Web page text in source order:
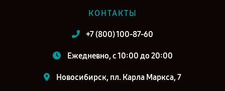
КОНТАКТЫ
+7 (800) 100-87-60
Ежедневно, с 10:00 до 20:00
Новосибирск, пл. Карла Маркса, 7